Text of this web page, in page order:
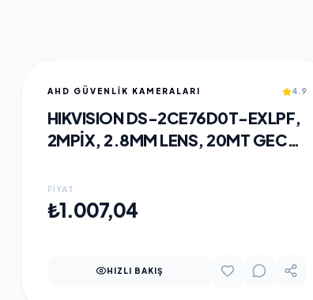
AHD GÜVENLİK KAMERALARI 4.9
HIKVISION DS-2CE76D0T-EXLPF,
2MPIX, 2.8MM LENS, 20MT GECE
DOME KAMERA
FIYAT
₺1.007,04
HIZLI BAKIŞ